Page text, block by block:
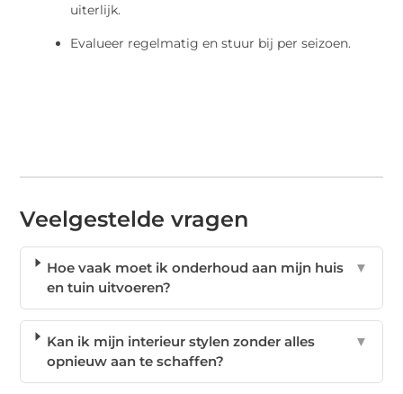
uiterlijk.
Evalueer regelmatig en stuur bij per seizoen.
Veelgestelde vragen
Hoe vaak moet ik onderhoud aan mijn huis
en tuin uitvoeren?
▼
Kan ik mijn interieur stylen zonder alles
opnieuw aan te schaffen?
▼